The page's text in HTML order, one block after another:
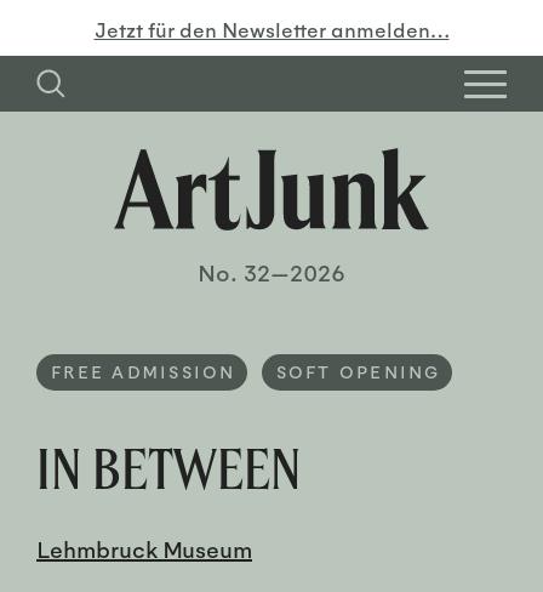
Jetzt für den Newsletter anmelden…
No. 32—2026
FREE ADMISSION SOFT OPENING
IN BETWEEN
Lehmbruck Museum